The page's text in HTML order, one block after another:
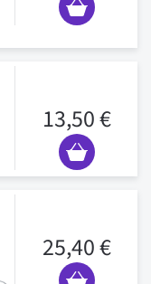
13,50 €
25,40 €